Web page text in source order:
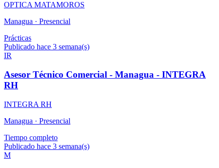
OPTICA MATAMOROS
Managua · Presencial
Prácticas
Publicado hace 3 semana(s)
IR
Asesor Técnico Comercial - Managua - INTEGRA
RH
INTEGRA RH
Managua · Presencial
Tiempo completo
Publicado hace 3 semana(s)
M